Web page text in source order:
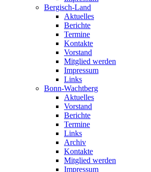
Bergisch-Land
Aktuelles
Berichte
Termine
Kontakte
Vorstand
Mitglied werden
Impressum
Links
Bonn-Wachtberg
Aktuelles
Vorstand
Berichte
Termine
Links
Archiv
Kontakte
Mitglied werden
Impressum